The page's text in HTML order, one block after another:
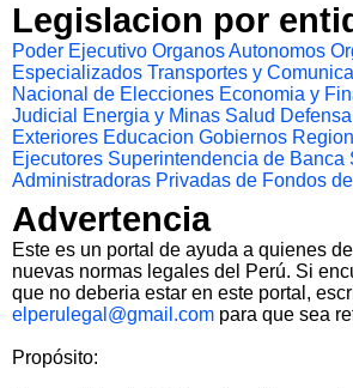
Legislacion por
Poder Ejecutivo Organos Autonomos
Especializados Transportes y
Nacional de Elecciones Economia y
Judicial
Energia y Minas Salud Defensa
Exteriores Educacion Gobiernos
Ejecutores Superintendencia de Banca
Administradoras Privadas de Fondos
Advertencia
Este es un portal de ayuda a quienes
nuevas normas legales del Perú. Si
que no deberia estar en este portal,
elperulegal@gmail.com para que sea
Propósito: